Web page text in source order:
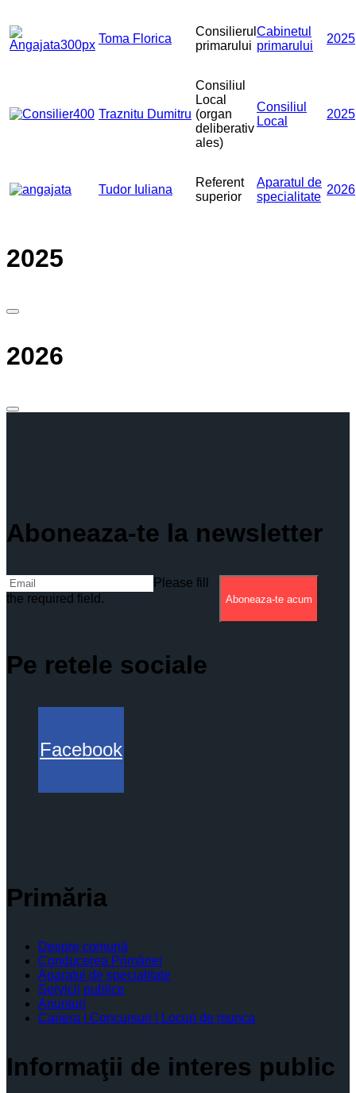
Toma Florica
Consilierul
primarului
Cabinetul
primarului
2025
Traznitu Dumitru
Consiliul
Local
(organ
deliberativ
ales)
Consiliul
Local
2025
Tudor Iuliana
Referent
superior
Aparatul de
specialitate
2026
2025
2026
Aboneaza-te la newsletter
Please fill
the required field.
Aboneaza-te acum
Pe retele sociale
Facebook
Primăria
Despre comună
Conducerea Primăriei
Aparatul de specialitate
Servicii publice
Anunturi
Cariera | Concursuri | Locuri de munca
Informaţii de interes public